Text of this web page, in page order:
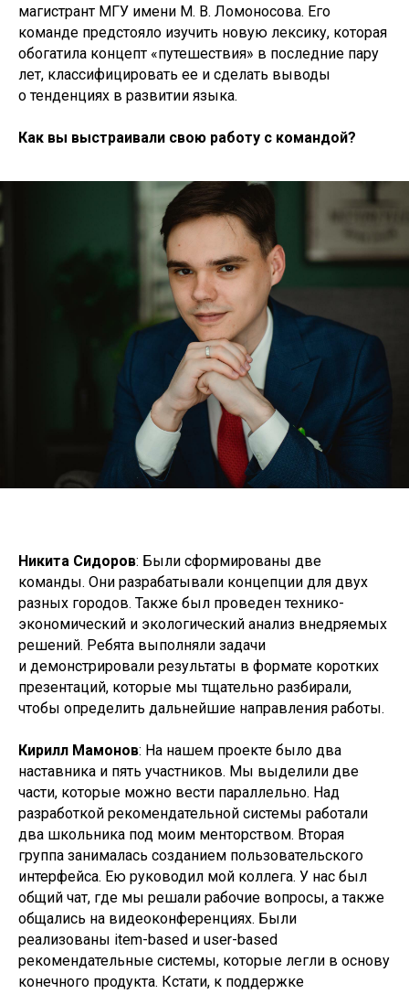
магистрант МГУ имени М. В. Ломоносова. Его
команде предстояло изучить новую лексику, которая
обогатила концепт «путешествия» в последние пару
лет, классифицировать ее и сделать выводы
о тенденциях в развитии языка.
Как вы выстраивали свою работу с командой?
Никита Сидоров: Были сформированы две
команды. Они разрабатывали концепции для двух
разных городов. Также был проведен технико-
экономический и экологический анализ внедряемых
решений. Ребята выполняли задачи
и демонстрировали результаты в формате коротких
презентаций, которые мы тщательно разбирали,
чтобы определить дальнейшие направления работы.
Кирилл Мамонов: На нашем проекте было два
наставника и пять участников. Мы выделили две
части, которые можно вести параллельно. Над
разработкой рекомендательной системы работали
два школьника под моим менторством. Вторая
группа занималась созданием пользовательского
интерфейса. Ею руководил мой коллега. У нас был
общий чат, где мы решали рабочие вопросы, а также
общались на видеоконференциях. Были
реализованы item-based и user-based
рекомендательные системы, которые легли в основу
конечного продукта. Кстати, к поддержке